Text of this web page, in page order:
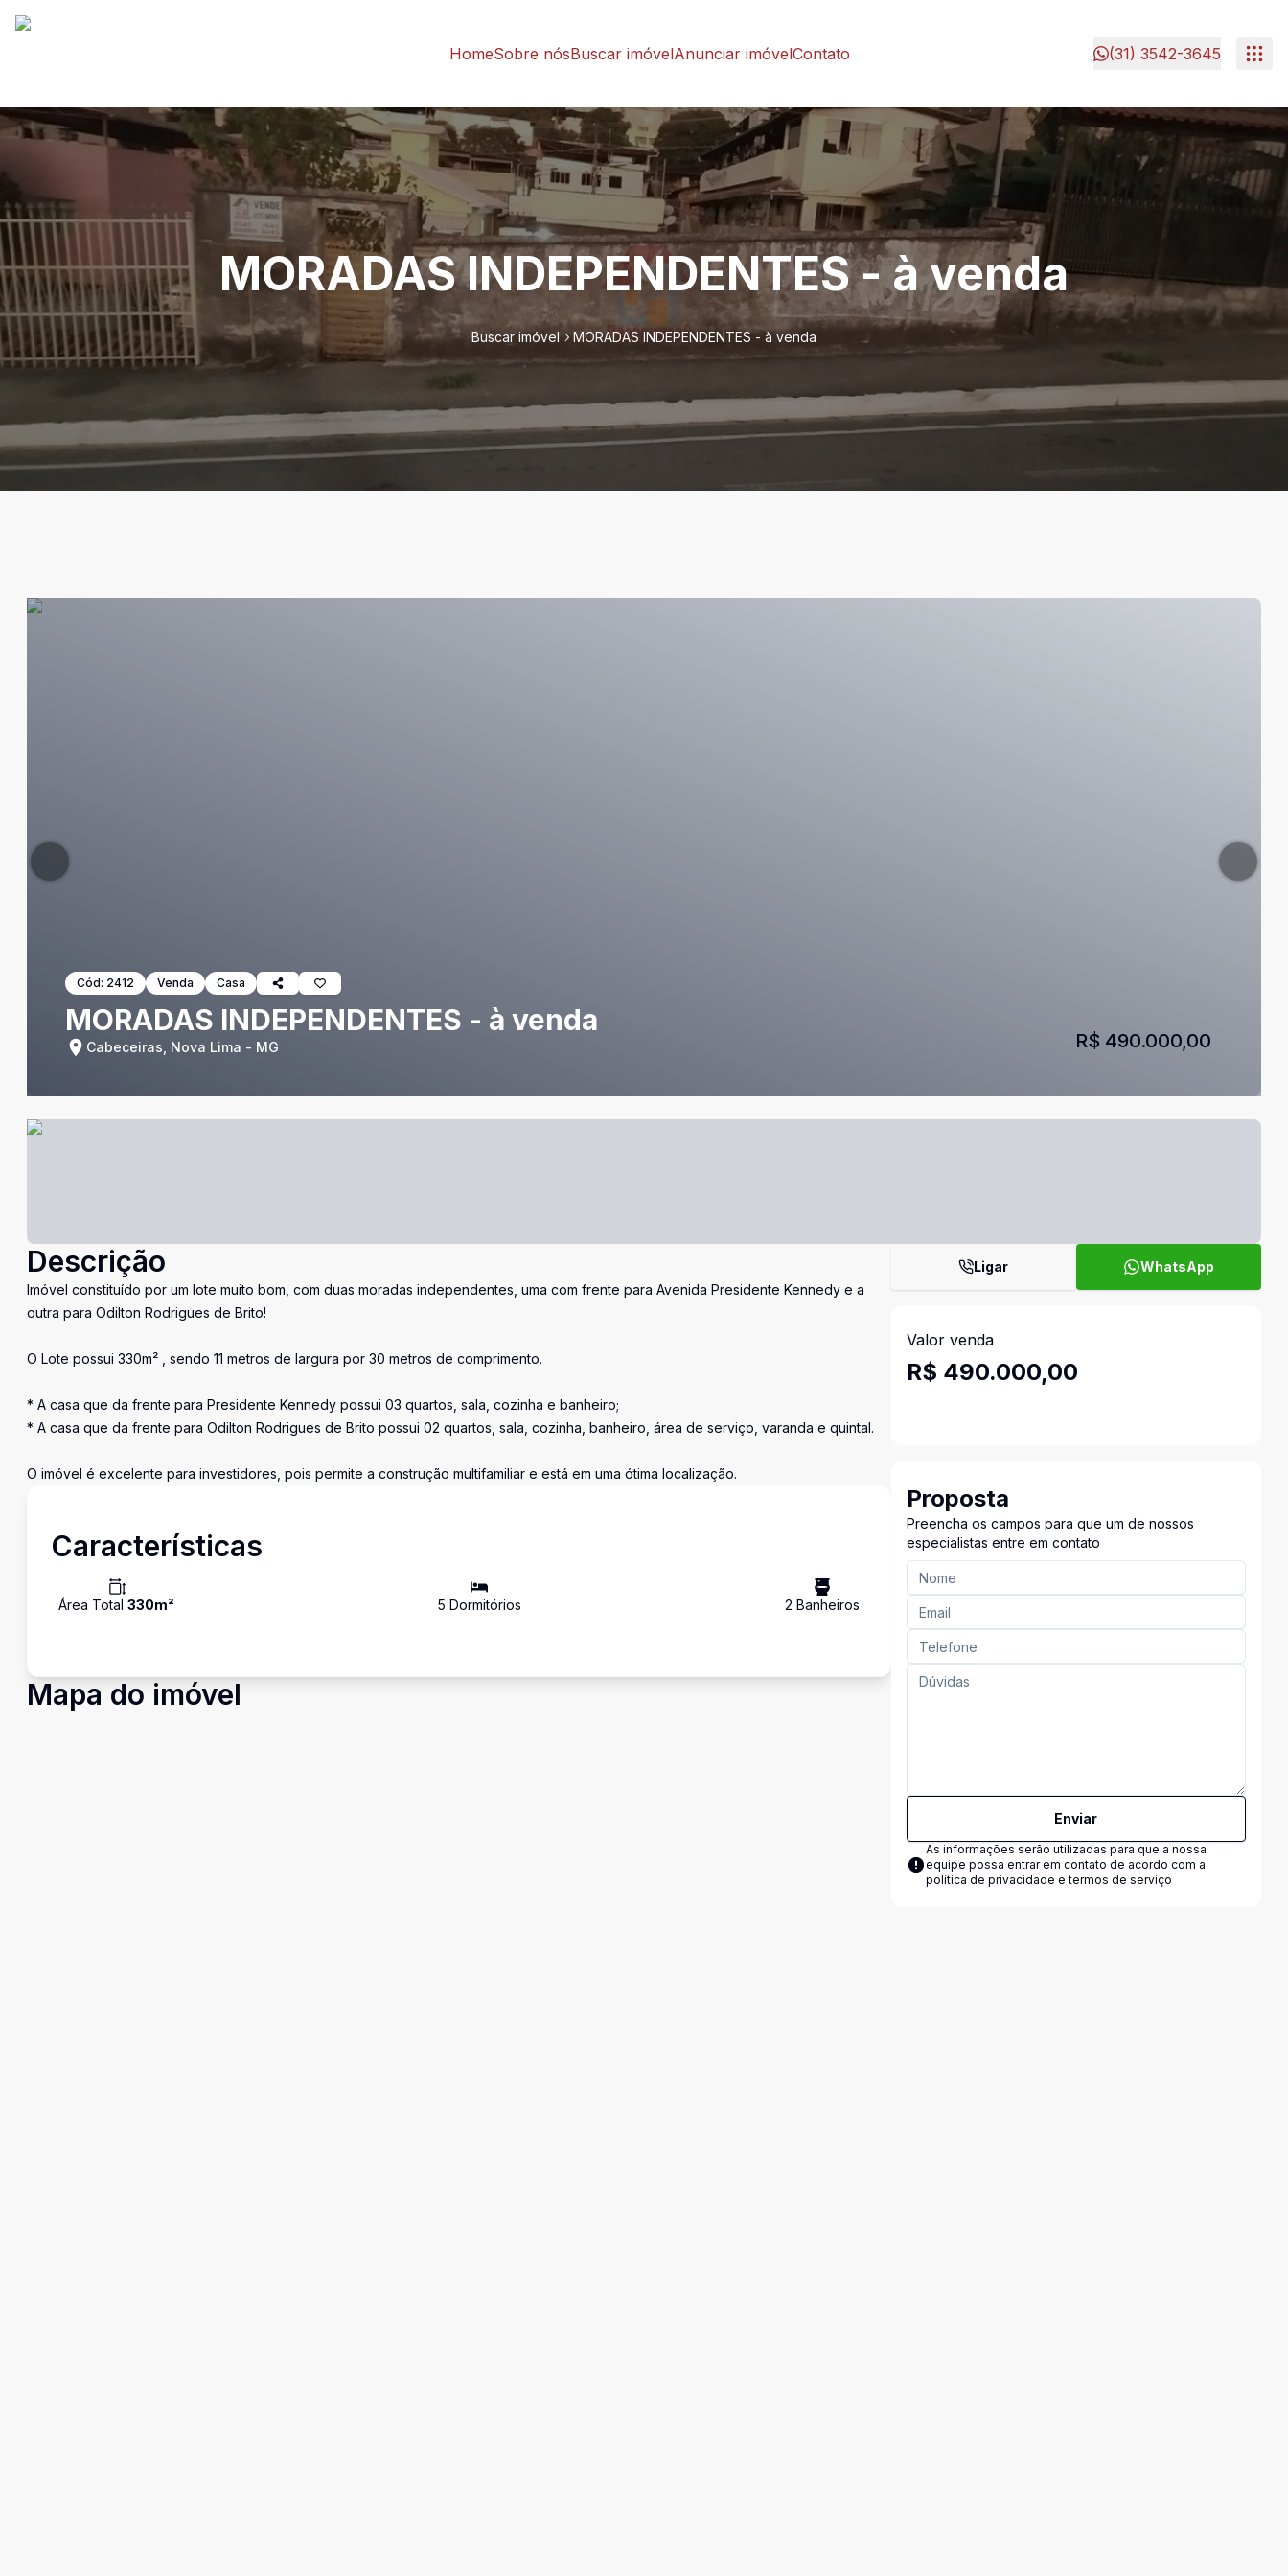
HomeSobre nósBuscar imóvelAnunciar imóvelContato (31) 3542-3645
MORADAS INDEPENDENTES - à venda
Buscar imóvel MORADAS INDEPENDENTES - à venda
Cód: 2412 Venda Casa
MORADAS INDEPENDENTES - à venda
Cabeceiras, Nova Lima - MG R$ 490.000,00
Descrição
Imóvel constituído por um lote muito bom, com duas moradas independentes, uma com frente para Avenida Presidente Kennedy e a
outra para Odilton Rodrigues de Brito!
O Lote possui 330m² , sendo 11 metros de largura por 30 metros de comprimento.
* A casa que da frente para Presidente Kennedy possui 03 quartos, sala, cozinha e banheiro;
* A casa que da frente para Odilton Rodrigues de Brito possui 02 quartos, sala, cozinha, banheiro, área de serviço, varanda e quintal.
O imóvel é excelente para investidores, pois permite a construção multifamiliar e está em uma ótima localização.
Características
Área Total 330m² 5 Dormitórios 2 Banheiros
Mapa do imóvel
Ligar WhatsApp
Valor venda
R$ 490.000,00
Proposta
Preencha os campos para que um de nossos
especialistas entre em contato
Enviar
As informações serão utilizadas para que a nossa
equipe possa entrar em contato de acordo com a
política de privacidade e termos de serviço